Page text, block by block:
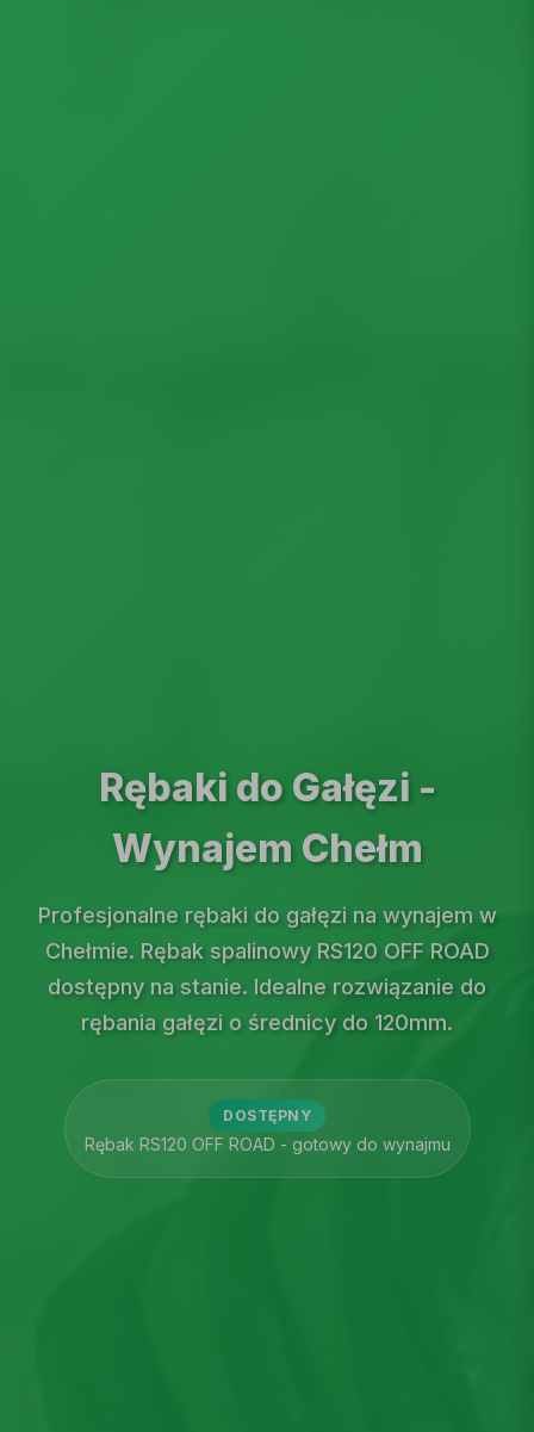
Rębaki do Gałęzi -
Wynajem Chełm
Profesjonalne rębaki do gałęzi na wynajem w
Chełmie. Rębak spalinowy RS120 OFF ROAD
dostępny na stanie. Idealne rozwiązanie do
rębania gałęzi o średnicy do 120mm.
DOSTĘPNY
Rębak RS120 OFF ROAD - gotowy do wynajmu